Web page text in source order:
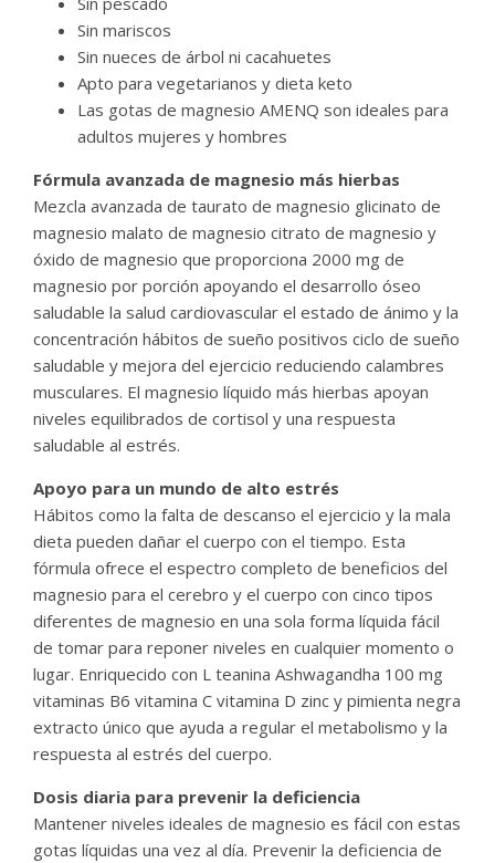
Sin mariscos
Sin nueces de árbol ni cacahuetes
Apto para vegetarianos y dieta keto
Las gotas de magnesio AMENQ son ideales para
adultos mujeres y hombres
Fórmula avanzada de magnesio más hierbas
Mezcla avanzada de taurato de magnesio glicinato de
magnesio malato de magnesio citrato de magnesio y
óxido de magnesio que proporciona 2000 mg de
magnesio por porción apoyando el desarrollo óseo
saludable la salud cardiovascular el estado de ánimo y la
concentración hábitos de sueño positivos ciclo de sueño
saludable y mejora del ejercicio reduciendo calambres
musculares. El magnesio líquido más hierbas apoyan
niveles equilibrados de cortisol y una respuesta
saludable al estrés.
Apoyo para un mundo de alto estrés
Hábitos como la falta de descanso el ejercicio y la mala
dieta pueden dañar el cuerpo con el tiempo. Esta
fórmula ofrece el espectro completo de beneficios del
magnesio para el cerebro y el cuerpo con cinco tipos
diferentes de magnesio en una sola forma líquida fácil
de tomar para reponer niveles en cualquier momento o
lugar. Enriquecido con L teanina Ashwagandha 100 mg
vitaminas B6 vitamina C vitamina D zinc y pimienta negra
extracto único que ayuda a regular el metabolismo y la
respuesta al estrés del cuerpo.
Dosis diaria para prevenir la deficiencia
Mantener niveles ideales de magnesio es fácil con estas
gotas líquidas una vez al día. Prevenir la deficiencia de